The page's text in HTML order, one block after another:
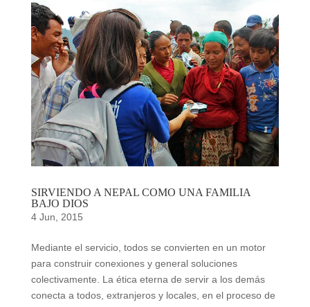
SIRVIENDO A NEPAL COMO UNA FAMILIA
BAJO DIOS
4 Jun, 2015
Mediante el servicio, todos se convierten en un motor
para construir conexiones y general soluciones
colectivamente. La ética eterna de servir a los demás
conecta a todos, extranjeros y locales, en el proceso de